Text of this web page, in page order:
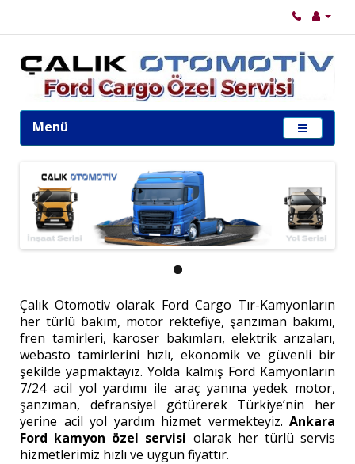
Menü
Çalık Otomotiv olarak Ford Cargo Tır-Kamyonların
her türlü bakım, motor rektefiye, şanzıman bakımı,
fren tamirleri, karoser bakımları, elektrik arızaları,
webasto tamirlerini hızlı, ekonomik ve güvenli bir
şekilde yapmaktayız. Yolda kalmış Ford Kamyonların
7/24 acil yol yardımı ile araç yanına yedek motor,
şanzıman, defransiyel götürerek Türkiye’nin her
yerine acil yol yardım hizmet vermekteyiz. Ankara
Ford kamyon özel servisi olarak her türlü servis
hizmetlerimiz hızlı ve uygun fiyattır.